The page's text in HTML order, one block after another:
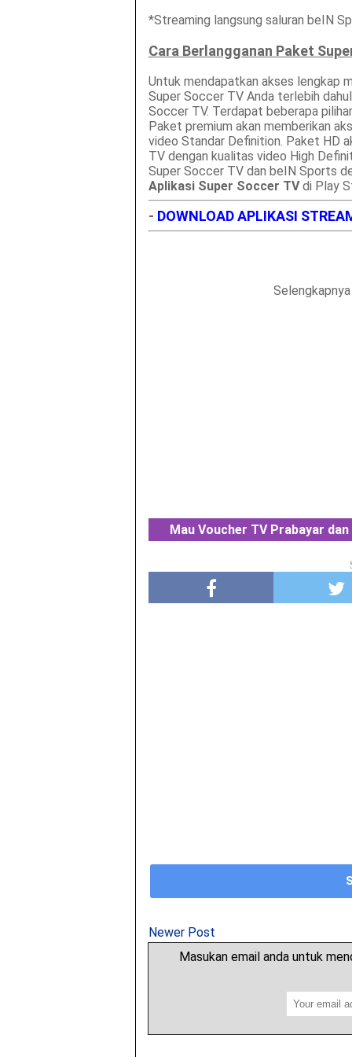
*Streaming langsung saluran beIN
Cara Berlangganan Paket
Untuk mendapatkan akses lengkap
Super Soccer TV Anda terlebih
Soccer TV. Terdapat beberapa
Paket premium akan memberikan
video Standar Definition. Paket HD
TV dengan kualitas video High
Super Soccer TV dan beIN Sports
Aplikasi Super Soccer TVdi Play
- DOWNLOAD APLIKASI
Mau Voucher TV Prabayar
Newer Post
Masukan email anda untuk